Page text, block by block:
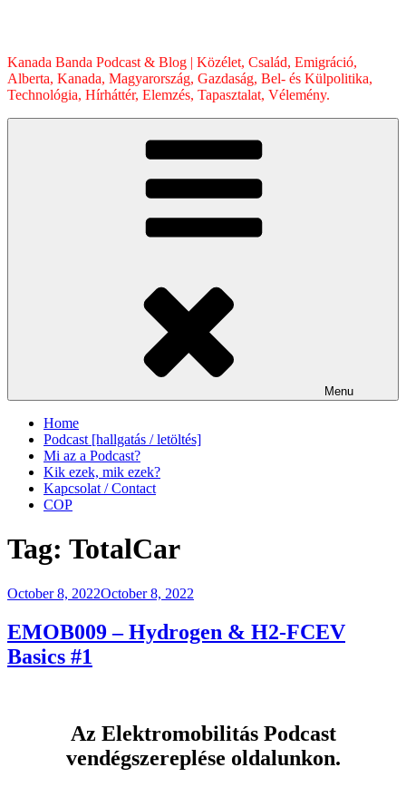
Kanada Banda Podcast & Blog | Közélet, Család, Emigráció,
Alberta, Kanada, Magyarország, Gazdaság, Bel- és Külpolitika,
Technológia, Hírháttér, Elemzés, Tapasztalat, Vélemény.
Menu
Home
Podcast [hallgatás / letöltés]
Mi az a Podcast?
Kik ezek, mik ezek?
Kapcsolat / Contact
COP
Tag: TotalCar
Posted
October 8, 2022October 8, 2022
EMOB009 – Hydrogen & H2-FCEV
Basics #1
Az Elektromobilitás Podcast
vendégszereplése oldalunkon.